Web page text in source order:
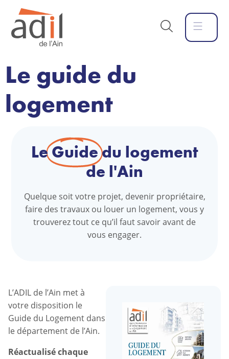
Le guide du
logement
LeGuidedu logement
de l'Ain
Quelque soit votre projet, devenir propriétaire,
faire des travaux ou louer un logement, vous y
trouverez tout ce qu’il faut savoir avant de
vous engager.
L’ADIL de l’Ain met à
votre disposition le
Guide du Logement dans
le département de l’Ain.
Réactualisé chaque